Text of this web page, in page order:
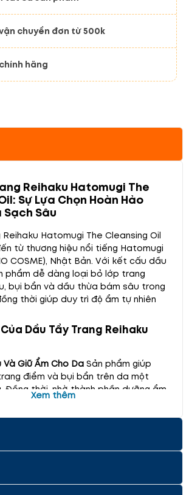
chuyển đơn từ 500k
hãng
Reihaku Hatomugi The
Sự Lựa Chọn Hoàn Hảo
Sạch Sâu
Hatomugi The Cleansing Oil
từ thương hiệu nổi tiếng Hatomugi
COSME), Nhật Bản. Với kết cấu dầu
phẩm dễ dàng loại bỏ lớp trang
bụi bẩn và dầu thừa bám sâu trong
thời giúp duy trì độ ẩm tự nhiên
Dầu Tẩy Trang Reihaku
Và Giữ Ẩm Cho Da Sản phẩm giúp
điểm và bụi bẩn trên da một
Đồng thời, nhờ thành phần dưỡng ẩm
xuất hạt Ý Dĩ, dầu tẩy trang này
bỏ hoàn toàn các tạp chất và
trong lỗ chân lông, mang lại làn
thoáng.
Xem thêm